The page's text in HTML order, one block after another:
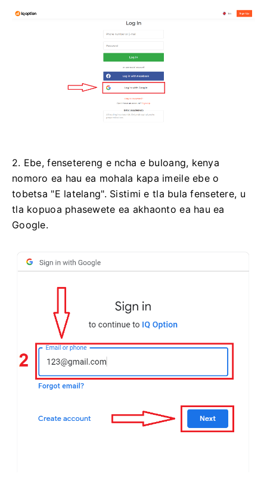
2. Ebe, fensetereng e ncha e buloang, kenya
nomoro ea hau ea mohala kapa imeile ebe o
tobetsa "E latelang". Sistimi e tla bula fensetere, u
tla kopuoa phasewete ea akhaonto ea hau ea
Google.